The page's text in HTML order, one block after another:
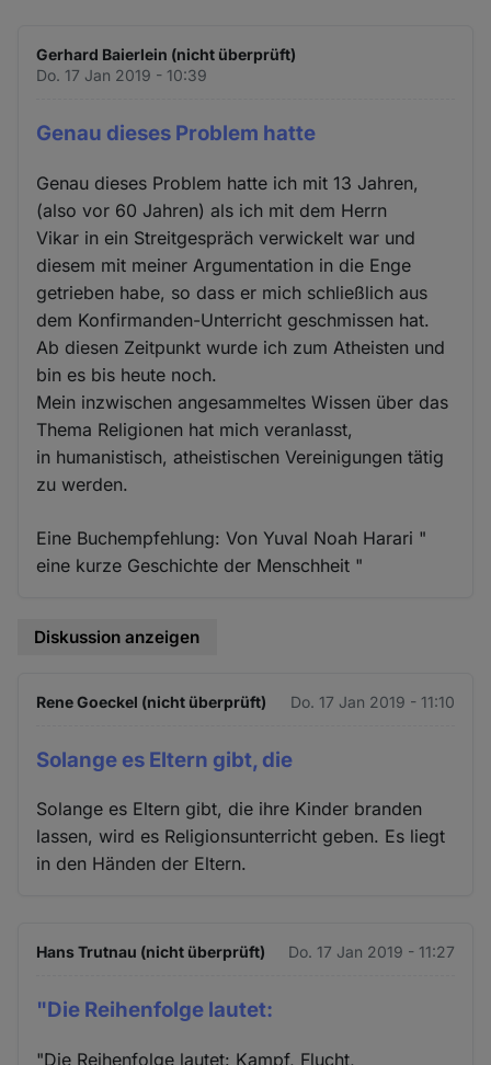
Gerhard Baierlein (nicht überprüft)
Do. 17 Jan 2019 - 10:39
Genau dieses Problem hatte
Genau dieses Problem hatte ich mit 13 Jahren,
(also vor 60 Jahren) als ich mit dem Herrn
Vikar in ein Streitgespräch verwickelt war und
diesem mit meiner Argumentation in die Enge
getrieben habe, so dass er mich schließlich aus
dem Konfirmanden-Unterricht geschmissen hat.
Ab diesen Zeitpunkt wurde ich zum Atheisten und
bin es bis heute noch.
Mein inzwischen angesammeltes Wissen über das
Thema Religionen hat mich veranlasst,
in humanistisch, atheistischen Vereinigungen tätig
zu werden.
Eine Buchempfehlung: Von Yuval Noah Harari "
eine kurze Geschichte der Menschheit "
Diskussion anzeigen
Rene Goeckel (nicht überprüft) Do. 17 Jan 2019 - 11:10
Solange es Eltern gibt, die
Solange es Eltern gibt, die ihre Kinder branden
lassen, wird es Religionsunterricht geben. Es liegt
in den Händen der Eltern.
Hans Trutnau (nicht überprüft) Do. 17 Jan 2019 - 11:27
"Die Reihenfolge lautet:
"Die Reihenfolge lautet: Kampf, Flucht,